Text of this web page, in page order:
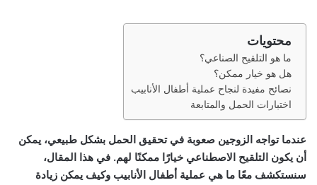
محتويات
ما هو التلقيح الصناعي؟
هل هو خيار ممكن؟
نصائح مفيدة لنجاح عملية أطفال الأنابيب
اختبارات الحمل والمتابعة
عندما تواجه الزوجين صعوبة في تحقيق الحمل بشكل طبيعي، يمكن
أن يكون التلقيح الاصطناعي خيارًا ممكنًا لهم. في هذا المقال،
سنستكشف معًا ما هي عملية أطفال الأنابيب وكيف يمكن زيادة